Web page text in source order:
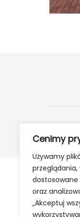
Cenimy
Używamy
oraz
„Akceptuj